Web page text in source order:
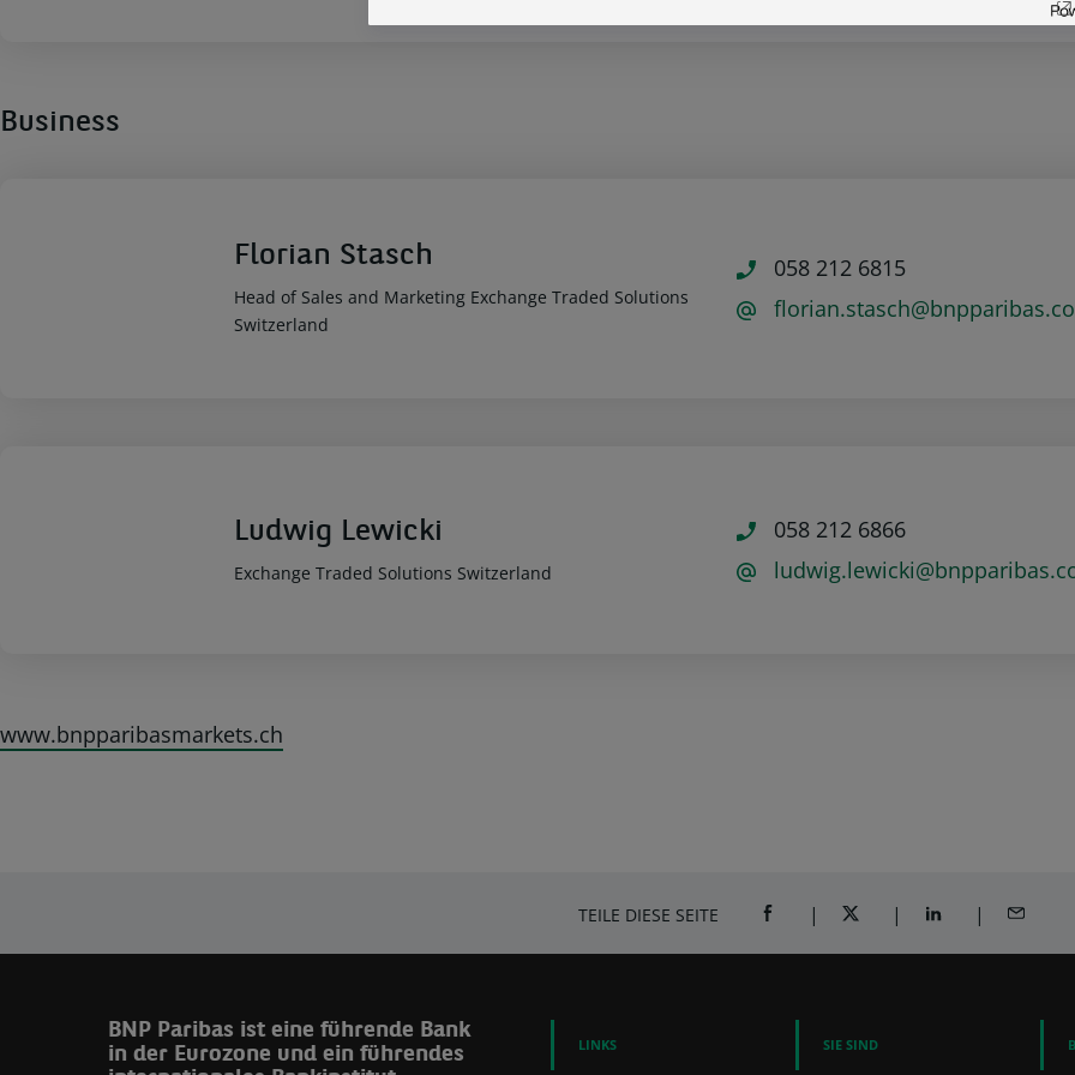
Business
Florian Stasch
Head of Sales and Marketing Exchange Traded Solutions
Switzerland
058 212 6815
Ludwig Lewicki
Exchange Traded Solutions Switzerland
058 212 6866
www.bnpparibasmarkets.ch
TEILE DIESE SEITE AUF FACEBOOK TEILEN (ÖFFNET EIN
AUF TWITTER TEILEN
AUF LINKEDINPER E-
BNP Paribas ist eine führende Bank
in der Eurozone und ein führendes
LINKS SIE SIND